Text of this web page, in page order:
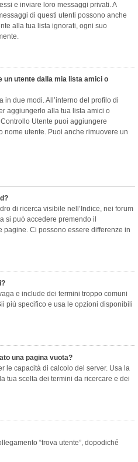
e inviare loro messaggi privati. A
di questi utenti possono anche
alla tua lista ignorati, ogni suo
un utente dalla mia lista amici o
in due modi. All’interno del profilo di
aggiungerlo alla tua lista amici o
Utente puoi aggiungere
nome utente. Puoi anche rimuovere un
di ricerca visibile nell’Indice, nei forum
si può accedere premendo il
pagine. Ci possono essere differenze in
e include dei termini troppo comuni
più specifico e usa le opzioni disponibili
una pagina vuota?
le capacità di calcolo del server. Usa la
tua scelta dei termini da ricercare e dei
“trova utente”, dopodiché